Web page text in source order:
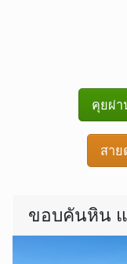
คุยผ่า
สาย
ขอบคันหิน